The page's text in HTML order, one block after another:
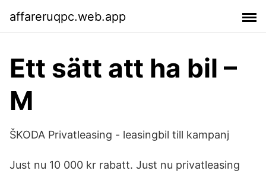
affareruqpc.web.app
Ett sätt att ha bil –
M
ŠKODA Privatleasing - leasingbil till kampanj
Just nu 10 000 kr rabatt. Just nu privatleasing